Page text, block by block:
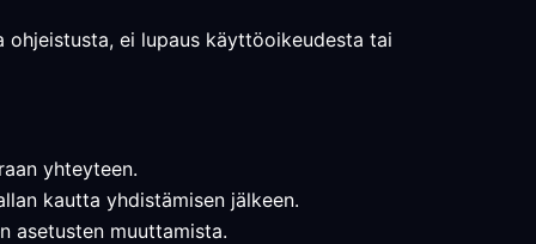
ei lupaus käyttöoikeudesta tai
yhteyteen.
kautta yhdistämisen jälkeen.
asetusten muuttamista.